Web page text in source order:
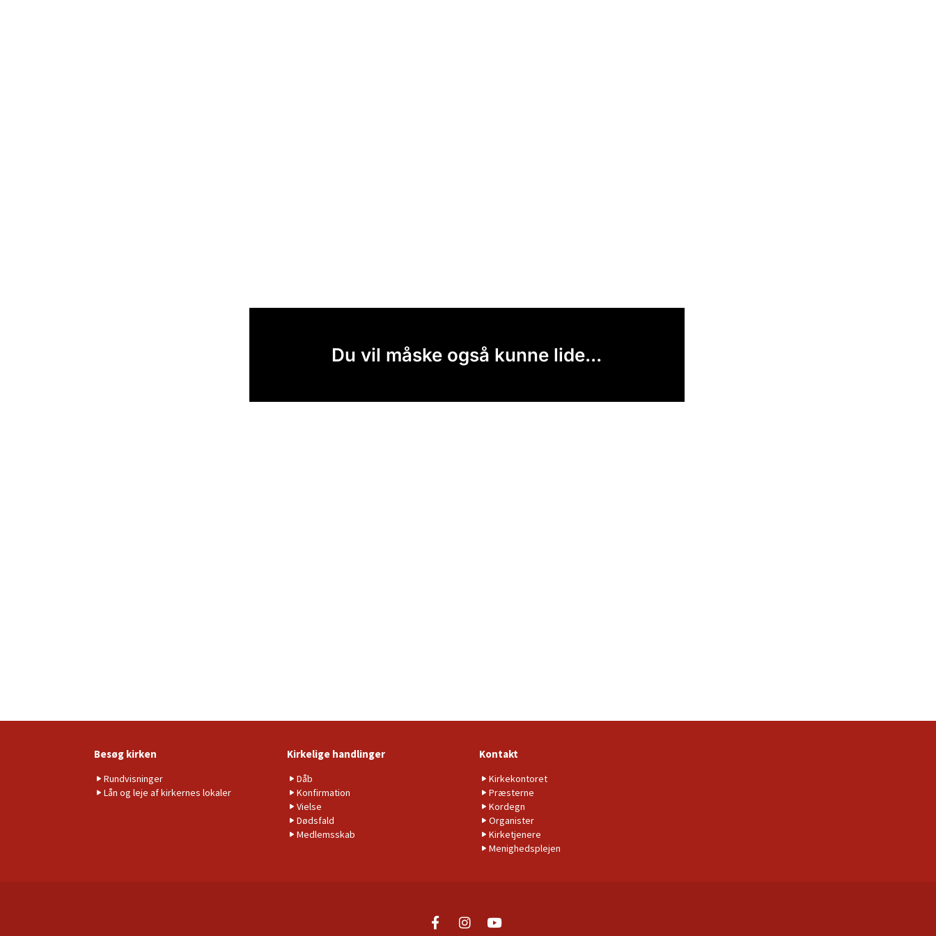
Du vil måske også kunne lide...
Besøg kirken
Rundvisninger
Lån og leje af kirkernes lokaler
Kirkelige handlinger
Dåb
Konfirmation
Vielse
Dødsfald
Medlemsskab
Kontakt
Kirkekontoret
Præsterne
Kordegn
Organister
Kirketjenere
Menighedsplejen